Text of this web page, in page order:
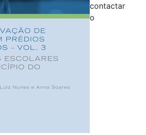
contactar
o